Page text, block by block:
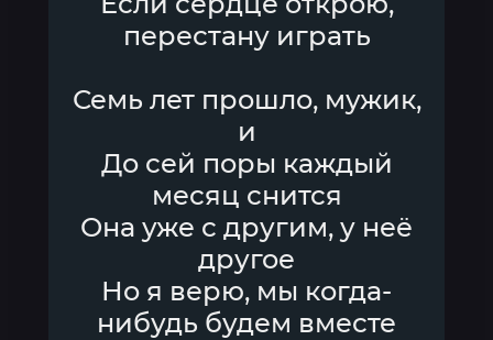
перестану играть
Семь лет прошло, мужик,
и
До сей поры каждый
месяц снится
Она уже с другим, у неё
другое
Но я верю, мы когда-
нибудь будем вместе